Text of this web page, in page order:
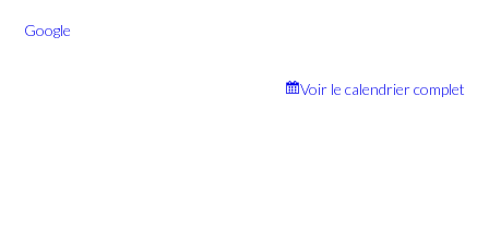
Google
Voir le calendrier complet